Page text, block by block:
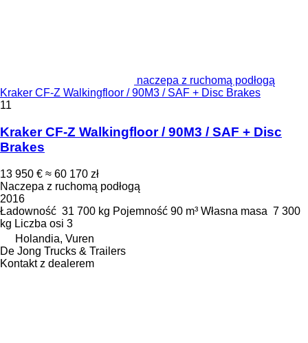
naczepa z ruchomą podłogą
Kraker CF-Z Walkingfloor / 90M3 / SAF + Disc Brakes
11
Kraker CF-Z Walkingfloor / 90M3 / SAF + Disc
Brakes
13 950 € ≈ 60 170 zł
Naczepa z ruchomą podłogą
2016
Ładowność 31 700 kg Pojemność 90 m³ Własna masa 7 300
kg Liczba osi 3
Holandia, Vuren
De Jong Trucks & Trailers
Kontakt z dealerem